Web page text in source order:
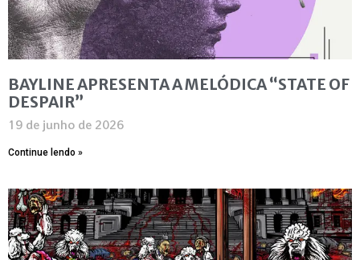
BAYLINE APRESENTA A MELÓDICA “STATE OF
DESPAIR”
19 de junho de 2026
Continue lendo »